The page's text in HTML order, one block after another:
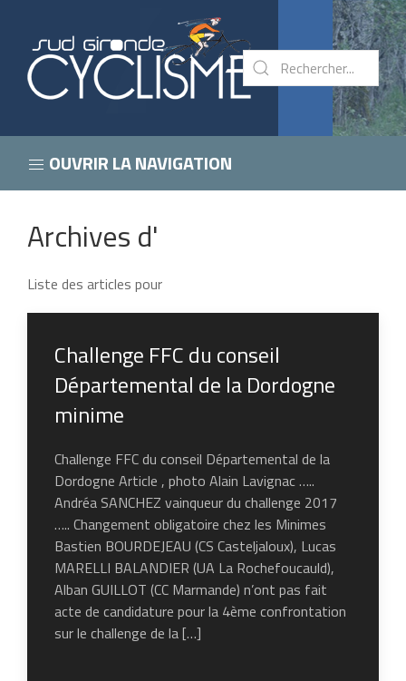
OUVRIR LA NAVIGATION
Archives d'
Liste des articles pour
Challenge FFC du conseil
Départemental de la Dordogne
minime
Challenge FFC du conseil Départemental de la
Dordogne Article , photo Alain Lavignac …..
Andréa SANCHEZ vainqueur du challenge 2017
….. Changement obligatoire chez les Minimes
Bastien BOURDEJEAU (CS Casteljaloux), Lucas
MARELLI BALANDIER (UA La Rochefoucauld),
Alban GUILLOT (CC Marmande) n’ont pas fait
acte de candidature pour la 4ème confrontation
sur le challenge de la […]